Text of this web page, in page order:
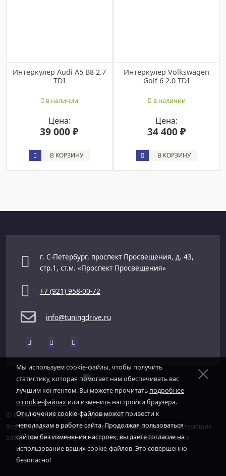
Интеркулер Audi A5 B8 2.7
TDI
в наличии
Цена:
39 000 ₽
В КОРЗИНУ
Интеркулер Volkswagen
Golf 6 2.0 TDI
в наличии
Цена:
34 400 ₽
В КОРЗИНУ
г. С-Петербург, проспект Просвещения, д. 43,
стр.1, ст.м. «Проспект Просвещения»
+7 (921) 958-00-72
info@tuningdrive.ru
© Copyright 2026. ИП Седьмов Ю.С.
Все товарные знаки являются собственностью их соответствующих
владельцев и используются только с целью идентификации.
Мы используем cookie-файлы, чтобы получить
статистику, которая помогает нам обеспечивать вас
лучшим контентом. Вы можете прочитать подробнее
о cookie-файлах или изменить настройки браузера.
Отключение cookie-файлов может привести к
неполадкам в работе сайта. Продолжая пользоваться
сайтом без изменения настроек, вы даете согласие на
использование ваших cookie-файлов. Это совершенно
безопасно!